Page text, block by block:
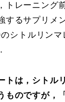
トレーニング
するサプリメ
シトルリンマ
トは，シトル
ものですが，